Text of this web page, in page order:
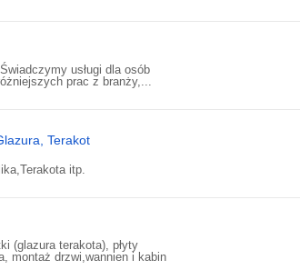
usługi dla osób
prac z branży,...
Terakot
itp.
(glazura terakota), płyty
montaż drzwi,wannien i kabin